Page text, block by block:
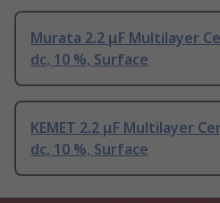
Murata 2.2 μF Multilayer
dc, 10 %, Surface
KEMET 2.2 μF Multilayer
dc, 10 %, Surface